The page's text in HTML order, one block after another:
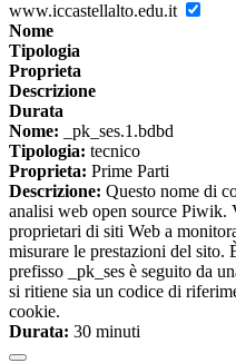
www.iccastellalto.edu.it
Nome
Tipologia
Proprieta
Descrizione
Durata
Nome: _pk_ses.1.bdbd
Tipologia: tecnico
Proprieta: Prime Parti
Descrizione: Questo nome di
analisi web open source Piwik.
proprietari di siti Web a
misurare le prestazioni del
prefisso _pk_ses è seguito da
si ritiene sia un codice di
cookie.
Durata: 30 minuti